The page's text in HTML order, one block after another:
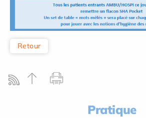
Retour
Pratique